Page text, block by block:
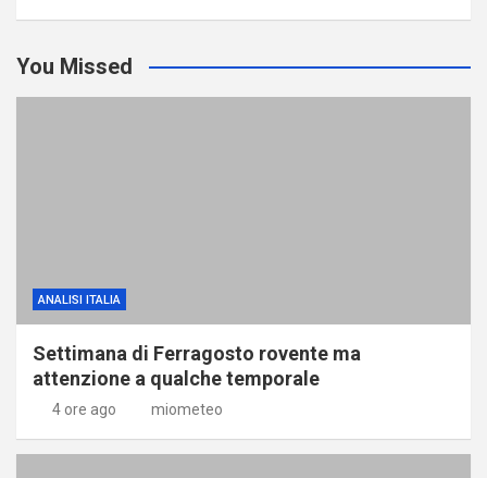
You Missed
ANALISI ITALIA
Settimana di Ferragosto rovente ma
attenzione a qualche temporale
4 ore ago miometeo